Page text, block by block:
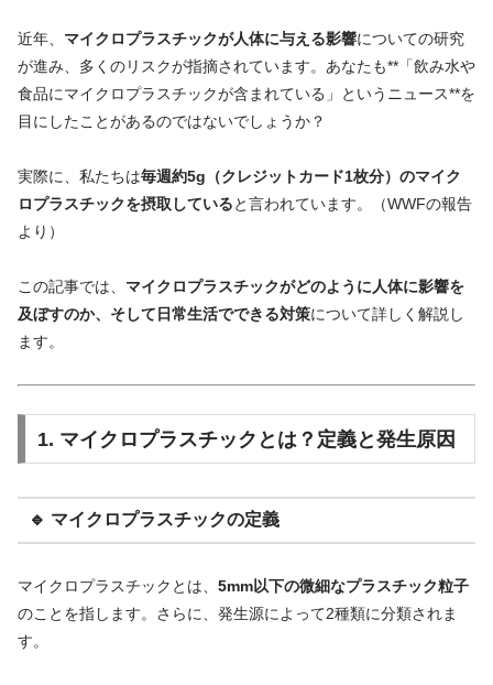
近年、 マイクロプラスチックが人体に与える影響についての研究
が進み、多くのリスクが指摘されています。あなたも**「飲み水や
食品にマイクロプラスチックが含まれている」というニュース**を
目にしたことがあるのではないでしょうか？
実際に、私たちは毎週約5g（クレジットカード1枚分）のマイク
ロプラスチックを摂取していると言われています。（WWFの報告
より）
この記事では、 マイクロプラスチックがどのように人体に影響を
及ぼすのか、そして日常生活でできる対策について詳しく解説し
ます。
1. マイクロプラスチックとは？定義と発生原因
🔹 マイクロプラスチックの定義
マイクロプラスチックとは、 5mm以下の微細なプラスチック粒子
のことを指します。さらに、発生源によって2種類に分類されま
す。